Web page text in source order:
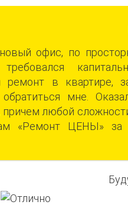
офис, по
ремонт в квартире,
мне.
любой
«Ремонт ЦЕНЫ» за